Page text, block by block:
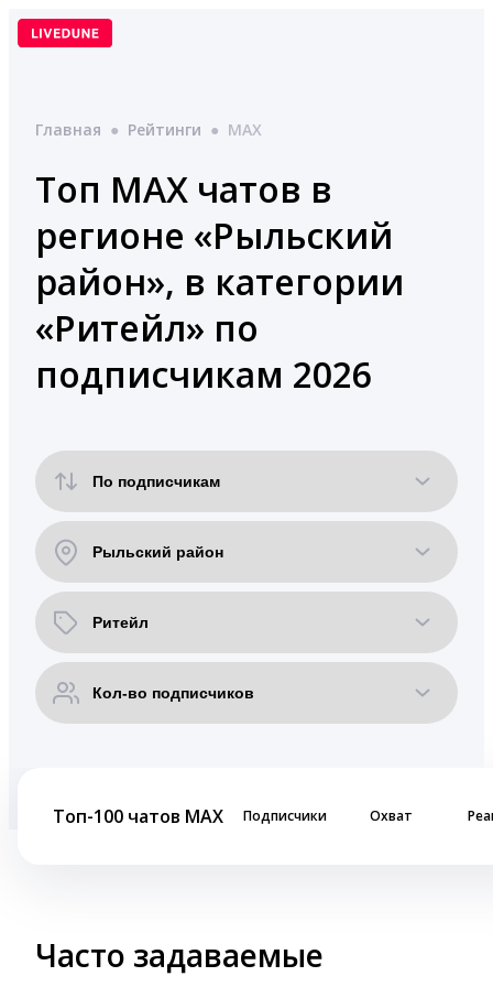
Перейти
Главная ● Рейтинги ● MAX
Топ MAX чатов в
регионе «Рыльский
район», в категории
«Ритейл» по
подписчикам 2026
Топ-100 чатов MAX Подписчики Охват
Часто задаваемые